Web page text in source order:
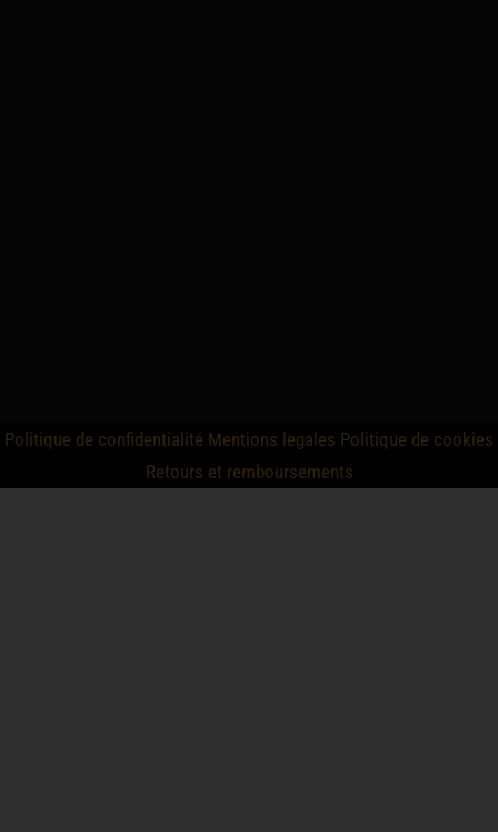
Politique de confidentialité Mentions legales Politique de cookies
Retours et remboursements